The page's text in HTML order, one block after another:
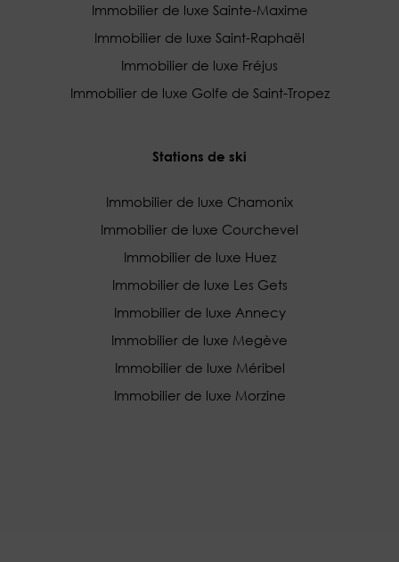
Immobilier de luxe Sainte-Maxime
Immobilier de luxe Saint-Raphaël
Immobilier de luxe Fréjus
Immobilier de luxe Golfe de Saint-Tropez
Stations de ski
Immobilier de luxe Chamonix
Immobilier de luxe Courchevel
Immobilier de luxe Huez
Immobilier de luxe Les Gets
Immobilier de luxe Annecy
Immobilier de luxe Megève
Immobilier de luxe Méribel
Immobilier de luxe Morzine